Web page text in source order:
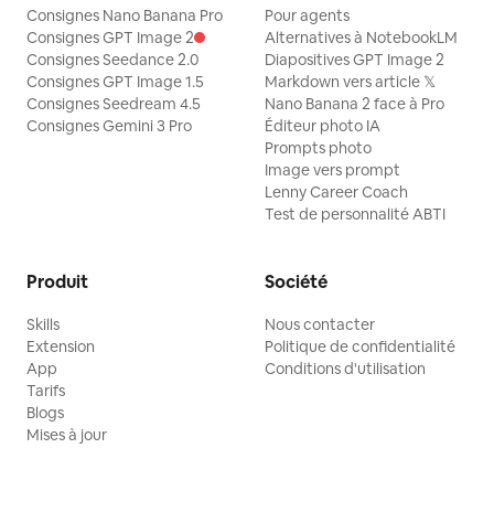
Consignes Nano Banana Pro
Consignes GPT Image 2
Consignes Seedance 2.0
Consignes GPT Image 1.5
Consignes Seedream 4.5
Consignes Gemini 3 Pro
Pour agents
Alternatives à NotebookLM
Diapositives GPT Image 2
Markdown vers article 𝕏
Nano Banana 2 face à Pro
Éditeur photo IA
Prompts photo
Image vers prompt
Lenny Career Coach
Test de personnalité ABTI
Produit
Skills
Extension
App
Tarifs
Blogs
Mises à jour
Société
Nous contacter
Politique de confidentialité
Conditions d'utilisation